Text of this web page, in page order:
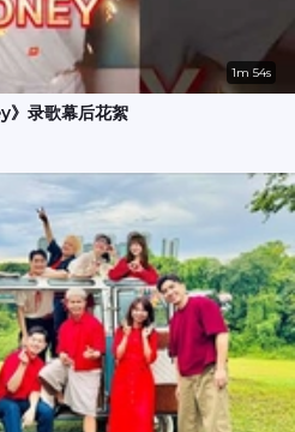
1m 54s
录歌幕后花絮